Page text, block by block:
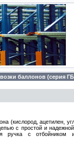
баллонов (серия
(кислород, ацетилен,
с простой и
ручка с отбойником